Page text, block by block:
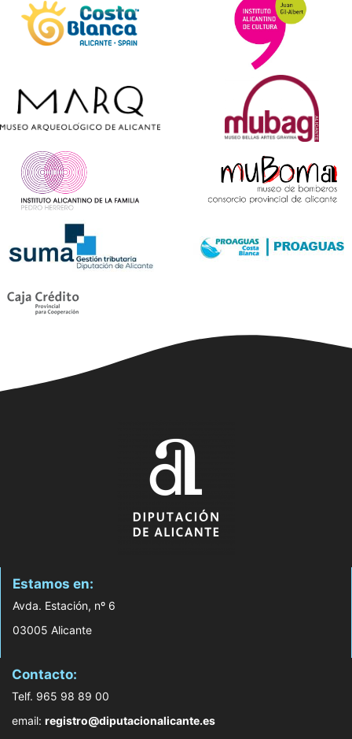
Estamos en:
Avda. Estación, nº 6
03005 Alicante
Contacto:
Telf. 965 98 89 00
email: registro@diputacionalicante.es